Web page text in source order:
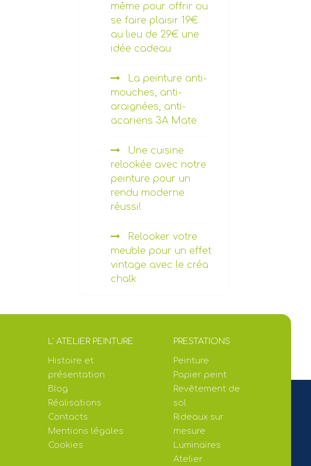
même pour offrir ou
se faire plaisir 19€
au lieu de 29€ une
idée cadeau
La peinture anti-
mouches, anti-
araignées, anti-
acariens 3A Mate
Une cuisine
relookée avec notre
peinture pour un
rendu moderne
réussi!
Relooker votre
meuble pour un effet
vintage avec le créa
chalk
L' ATELIER PEINTURE
Histoire et
présentation
Blog
Réalisations
Contacts
Mentions légales
Cookies
PRESTATIONS
Peinture
Papier peint
Revêtement de
sol
Rideaux sur
mesure
Luminaires
Atelier